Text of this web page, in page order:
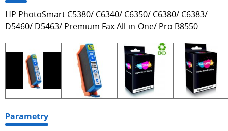
HP PhotoSmart C5380/ C6340/ C6350/ C6380/ C6383/
D5460/ D5463/ Premium Fax All-in-One/ Pro B8550
Parametry